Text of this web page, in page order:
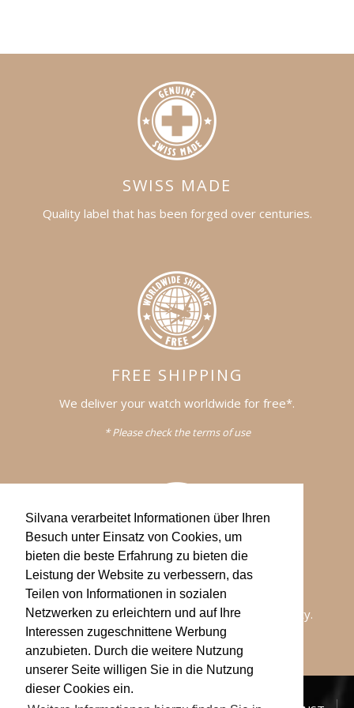
Silvana verarbeitet Informationen über Ihren
Besuch unter Einsatz von Cookies, um
bieten die beste Erfahrung zu bieten die
Leistung der Website zu verbessern, das
Teilen von Informationen in sozialen
Netzwerken zu erleichtern und auf Ihre
Interessen zugeschnittene Werbung
anzubieten. Durch die weitere Nutzung
unserer Seite willigen Sie in die Nutzung
dieser Cookies ein.
SWISS MADE
Quality label that has been forged over centuries.
FREE SHIPPING
We deliver your watch worldwide for free*.
* Please check the terms of use
WARRANTY
All of our watches comes with a 2-years warranty.